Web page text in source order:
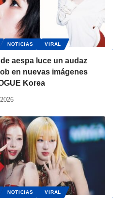
NOTICIAS VIRAL
aespa luce un audaz
en nuevas imágenes
Korea
NOTICIAS VIRAL